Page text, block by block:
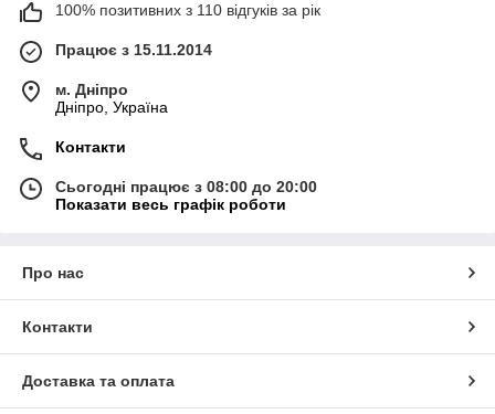
100% позитивних з 110 відгуків за рік
Працює з 15.11.2014
м. Дніпро
Дніпро, Україна
Контакти
Сьогодні працює з 08:00 до 20:00
Показати весь графік роботи
Про нас
Контакти
Доставка та оплата